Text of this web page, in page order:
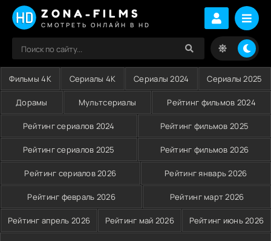
ZONA-FILMS
СМОТРЕТЬ ОНЛАЙН В HD
Фильмы 4K Сериалы 4K Сериалы 2024 Сериалы 2025
Дорамы Мультсериалы Рейтинг фильмов 2024
Рейтинг сериалов 2024 Рейтинг фильмов 2025
Рейтинг сериалов 2025 Рейтинг фильмов 2026
Рейтинг сериалов 2026 Рейтинг январь 2026
Рейтинг февраль 2026 Рейтинг март 2026
Рейтинг апрель 2026 Рейтинг май 2026 Рейтинг июнь 2026